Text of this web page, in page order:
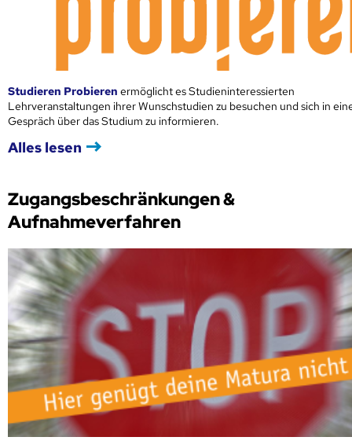
Studieren Probieren ermöglicht es Studieninteressierten
Lehrveranstaltungen ihrer Wunschstudien zu besuchen und sich in
Gespräch über das Studium zu informieren.
Alles lesen
Zugangsbeschränkungen &
Aufnahmeverfahren